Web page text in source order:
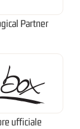
Partner
ufficiale